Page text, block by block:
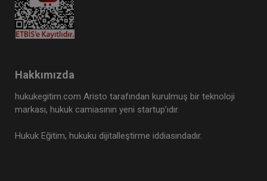
Hakkımızda
hukukegitim.com Aristo tarafından kurulmuş bir teknoloji
markası, hukuk camiasının yeni startup’ıdır.
Hukuk Eğitim, hukuku dijitalleştirme iddiasındadır.